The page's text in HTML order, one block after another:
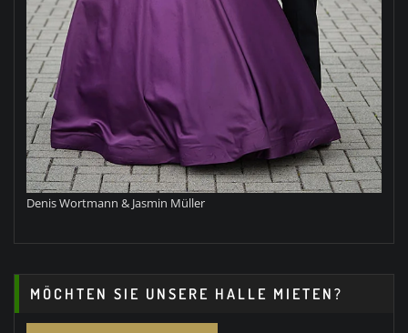
Denis Wortmann & Jasmin Müller
MÖCHTEN SIE UNSERE HALLE MIETEN?